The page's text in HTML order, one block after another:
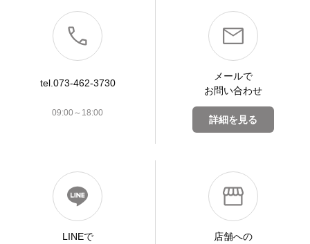
tel.073-462-3730
09:00～18:00
メールで
お問い合わせ
詳細を見る
LINEで
店舗への